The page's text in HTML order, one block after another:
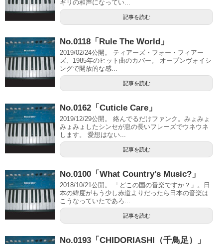
ギリの和声になってい...
記事を読む
No.0118「Rule The World」
2019/02/24公開。 ティアーズ・フォー・フィアー
ズ、1985年のヒット曲のカバー。 オープンヴォイシ
ングで開放的な感...
記事を読む
No.0162「Cuticle Care」
2019/12/29公開。 絡んでるだけファンク。みょみょ
みょみょしたシンセが息の長いフレーズでウネウネ
します。 愛想はない...
記事を読む
No.0100「What Country’s Music?」
2018/10/21公開。 「どこの国の音楽ですか？」。日
本の緯度がもう少し赤道よりだったら日本の音楽は
こうなっていたであろ...
記事を読む
No.0193「CHIDORIASHI（千鳥足）」